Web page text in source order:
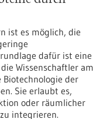
ist es möglich, die
dafür ist eine
Wissenschaftler am
der
Sie erlaubt es,
oder räumlicher
integrieren.